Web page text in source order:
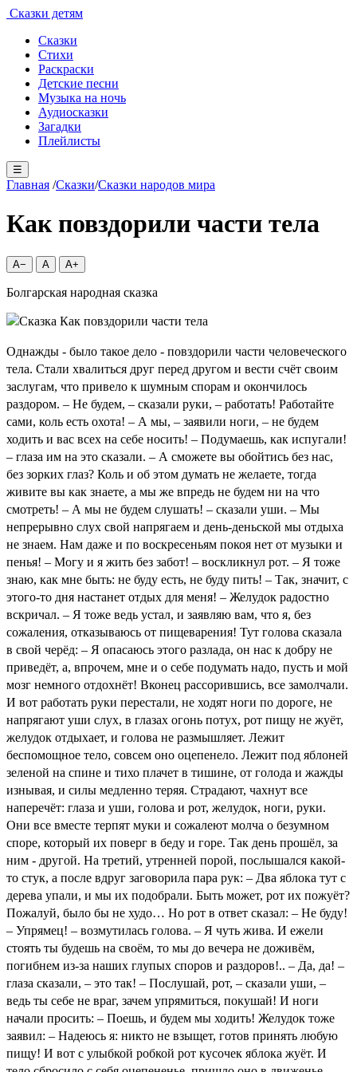
Сказки детям
Сказки
Стихи
Раскраски
Детские песни
Музыка на ночь
Аудиосказки
Загадки
Плейлисты
☰
Главная /Сказки/Сказки народов мира
Как повздорили части тела
A− A A+
Болгарская народная сказка
Однажды - было такое дело - повздорили части человеческого
тела. Стали хвалиться друг перед другом и вести счёт своим
заслугам, что привело к шумным спорам и окончилось
раздором. – Не будем, – сказали руки, – работать! Работайте
сами, коль есть охота! – А мы, – заявили ноги, – не будем
ходить и вас всех на себе носить! – Подумаешь, как испугали!
– глаза им на это сказали. – А сможете вы обойтись без нас,
без зорких глаз? Коль и об этом думать не желаете, тогда
живите вы как знаете, а мы же впредь не будем ни на что
смотреть! – А мы не будем слушать! – сказали уши. – Мы
непрерывно слух свой напрягаем и день-деньской мы отдыха
не знаем. Нам даже и по воскресеньям покоя нет от музыки и
пенья! – Могу и я жить без забот! – воскликнул рот. – Я тоже
знаю, как мне быть: не буду есть, не буду пить! – Так, значит, с
этого-то дня настанет отдых для меня! – Желудок радостно
вскричал. – Я тоже ведь устал, и заявляю вам, что я, без
сожаления, отказываюсь от пищеварения! Тут голова сказала
в свой черёд: – Я опасаюсь этого разлада, он нас к добру не
приведёт, а, впрочем, мне и о себе подумать надо, пусть и мой
мозг немного отдохнёт! Вконец рассорившись, все замолчали.
И вот работать руки перестали, не ходят ноги по дороге, не
напрягают уши слух, в глазах огонь потух, рот пищу не жуёт,
желудок отдыхает, и голова не размышляет. Лежит
беспомощное тело, совсем оно оцепенело. Лежит под яблоней
зеленой на спине и тихо плачет в тишине, от голода и жажды
изнывая, и силы медленно теряя. Страдают, чахнут все
наперечёт: глаза и уши, голова и рот, желудок, ноги, руки.
Они все вместе терпят муки и сожалеют молча о безумном
споре, который их поверг в беду и горе. Так день прошёл, за
ним - другой. На третий, утренней порой, послышался какой-
то стук, а после вдруг заговорила пара рук: – Два яблока тут с
дерева упали, и мы их подобрали. Быть может, рот их пожуёт?
Пожалуй, было бы не худо… Но рот в ответ сказал: – Не буду!
– Упрямец! – возмутилась голова. – Я чуть жива. И ежели
стоять ты будешь на своём, то мы до вечера не доживём,
погибнем из-за наших глупых споров и раздоров!.. – Да, да! –
глаза сказали, – это так! – Послушай, рот, – сказали уши, –
ведь ты себе не враг, зачем упрямиться, покушай! И ноги
начали просить: – Поешь, и будем мы ходить! Желудок тоже
заявил: – Надеюсь я: никто не взыщет, готов принять любую
пищу! И вот с улыбкой робкой рот кусочек яблока жуёт. И